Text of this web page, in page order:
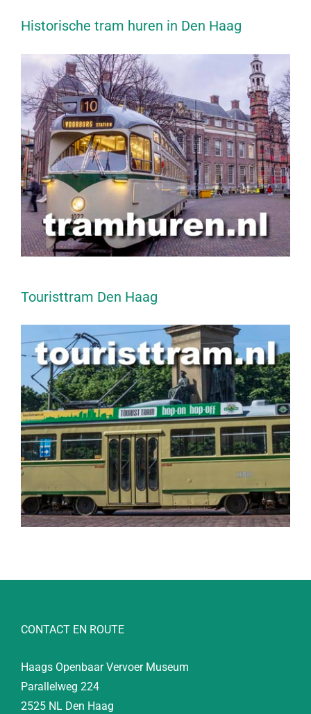
Historische tram huren in Den Haag
Touristtram Den Haag
CONTACT EN ROUTE
Haags Openbaar Vervoer Museum
Parallelweg 224
2525 NL Den Haag